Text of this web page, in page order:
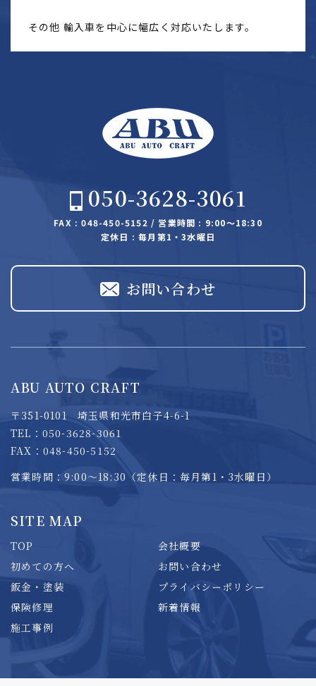
その他 輸入車を中心に幅広く対応いたします。
050-3628-3061
FAX : 048-450-5152 / 営業時間 : 9:00～18:30
定休日 : 毎月第1・3水曜日
お問い合わせ
ABU AUTO CRAFT
〒351-0101 埼玉県和光市白子4-6-1
TEL：050-3628-3061
FAX：048-450-5152
営業時間：9:00～18:30（定休日：毎月第1・3水曜日）
SITE MAP
TOP
会社概要
初めての方へ
お問い合わせ
鈑金・塗装
プライバシーポリシー
保険修理
新着情報
施工事例